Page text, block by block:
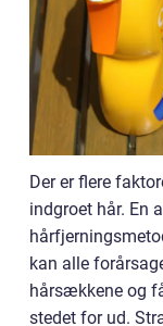
Der er flere
indgroet hår. En
kan alle
hårsækkene og
stedet for ud.